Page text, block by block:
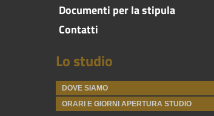
Documenti per la stipula
Contatti
Lo studio
DOVE SIAMO
ORARI E GIORNI APERTURA STUDIO